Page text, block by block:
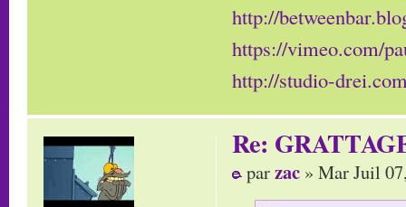
http://
https://vimeo.com/
http://studio-
Re:
parzac » Mar Juil